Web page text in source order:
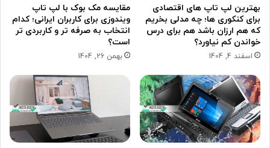
بهترین لپ تاپ های اقتصادی
برای کنکوری ها؛ چه مدلی بخریم
که هم ارزان باشد هم برای درس
خواندن کم نیاورد؟
اسفند 4, 1404
مقایسه مک بوک با لپ تاپ
ویندوزی برای کاربران ایرانی؛ کدام
انتخاب به صرفه تر و کاربردی تر
است؟
بهمن 26, 1404